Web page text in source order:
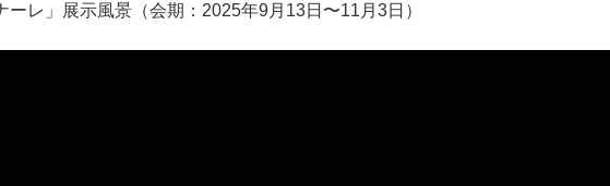
ーレ」展示風景（会期：2025年9月13日〜11月3日）